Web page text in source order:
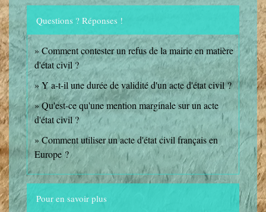
Questions ? Réponses !
Comment contester un refus de la mairie en matière
d'état civil ?
Y a-t-il une durée de validité d'un acte d'état civil ?
Qu'est-ce qu'une mention marginale sur un acte
d'état civil ?
Comment utiliser un acte d'état civil français en
Europe ?
Pour en savoir plus